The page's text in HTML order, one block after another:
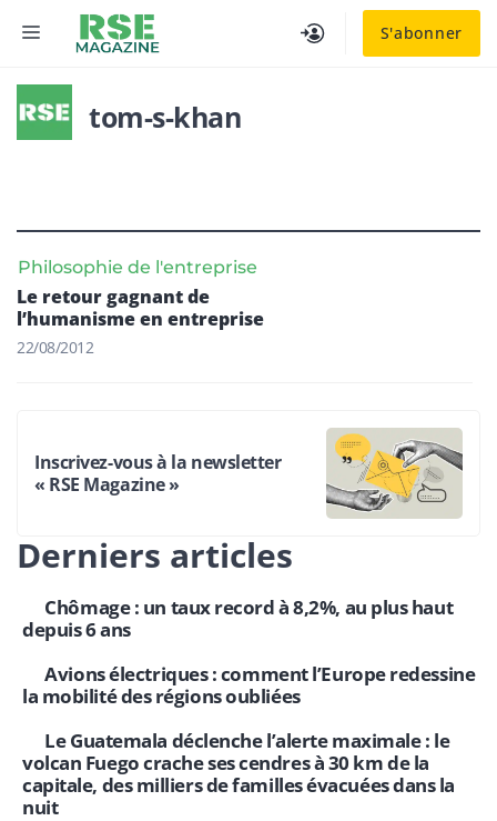
S'abonner
MENU
tom-s-khan
Philosophie de l'entreprise
Le retour gagnant de
l’humanisme en entreprise
22/08/2012
Inscrivez-vous à la newsletter
« RSE Magazine »
Derniers articles
Chômage : un taux record à 8,2%, au plus haut
depuis 6 ans
Avions électriques : comment l’Europe redessine
la mobilité des régions oubliées
Le Guatemala déclenche l’alerte maximale : le
volcan Fuego crache ses cendres à 30 km de la
capitale, des milliers de familles évacuées dans la
nuit